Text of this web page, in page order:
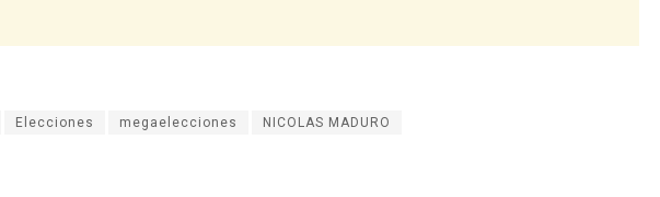
Elecciones megaelecciones NICOLAS MADURO